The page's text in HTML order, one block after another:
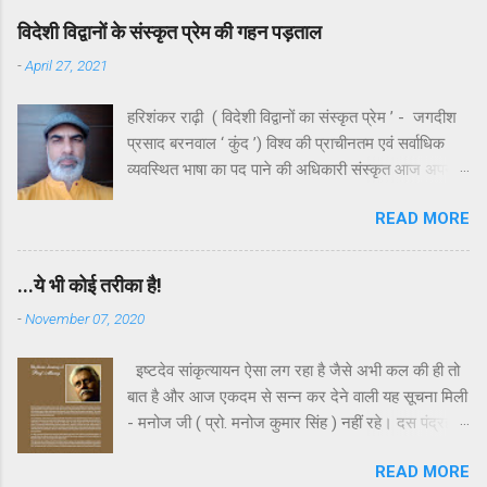
विदेशी विद्वानों के संस्कृत प्रेम की गहन पड़ताल
-April 27, 2021
हरिशंकर राढ़ी ( विदेशी विद्वानों का संस्कृत प्रेम ’ - जगदीश
प्रसाद बरनवाल ‘ कुंद ’) विश्व की प्राचीनतम एवं सर्वाधिक
व्यवस्थित भाषा का पद पाने की अधिकारी संस्कृत आज अपनी
कहा जाए तो यह कुछ स्वच्छंदताचारियों या अराजकतावादियों की
बौद्धिक हिंसा का भी शिकार है। भले ही व्याकरण के कड़े नियमों
में बँधी हुई संस्कृत दुरूह है , किंतु इसके साहित्य और लालित्य
को समझ लिया जाए तो शायद ही विश्व की किसी सभ्यता का
साहित्य इसके बराबर दिखेगा। इसे अतीत के एक खासवर्ग की
राजनीतिक मानसिकता का परिचायक है।यह हमारे यहाँ ही
संभव है अपनी प्राचीन भाषाओं को जाति , क्षेत्र और वर्ग के
राजनीतिक चश्मे से देखा जाए। यदि संस्कृत भाषा और साहित्य
महाद्वीपों के असंख्य विद्वान इसके लिए अपना जीवन होम नहीं
READ MORE
...ये भी कोई तरीका है!
-November 07, 2020
इष्टदेव सांकृत्यायन ऐसा लग रहा है जैसे अभी कल की ही तो
बात है और आज एकदम से सन्न कर देने वाली यह सूचना मिली
- मनोज जी ( प्रो. मनोज कुमार सिंह ) नहीं रहे। दस पंद्रह
सामान्य लग रहे थे। हमारी बातचीत कभी भी एक घंटे से कम
READ MORE